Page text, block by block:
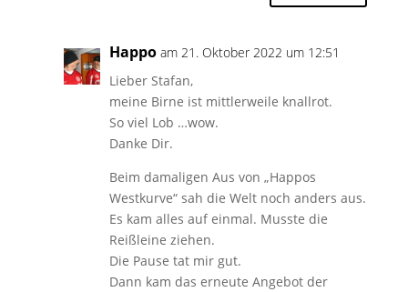
Happo am 21. Oktober 2022 um 12:51
Lieber Stafan,
meine Birne ist mittlerweile knallrot.
So viel Lob …wow.
Danke Dir.
Beim damaligen Aus von „Happos
Westkurve“ sah die Welt noch anders aus.
Es kam alles auf einmal. Musste die
Reißleine ziehen.
Die Pause tat mir gut.
Dann kam das erneute Angebot der